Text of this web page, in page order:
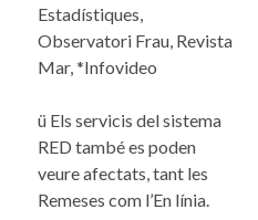
Estadístiques,
Observatori Frau, Revista
Mar, *Infovideo
ü Els servicis del sistema
RED també es poden
veure afectats, tant les
Remeses com l’En línia.